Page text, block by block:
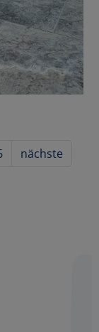
nächste